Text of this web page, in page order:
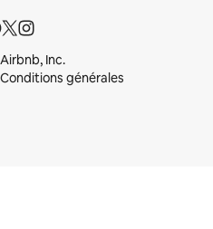
Inc.
Conditions générales